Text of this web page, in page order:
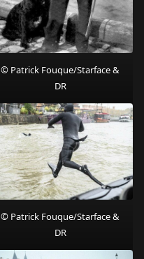
© Patrick Fouque/Starface &
DR
© Patrick Fouque/Starface &
DR